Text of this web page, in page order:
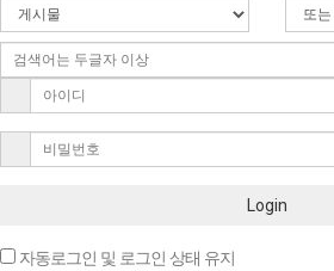
Login
자동로그인 및 로그인 상태 유지